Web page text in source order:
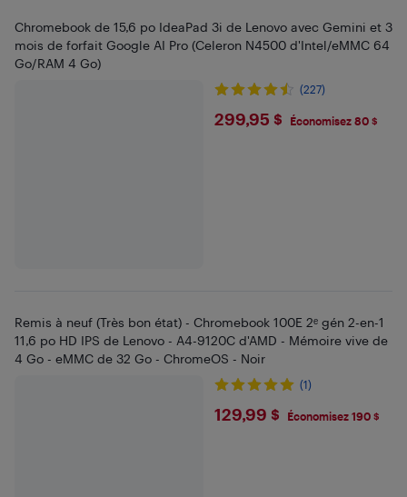
Chromebook de 15,6 po IdeaPad 3i de Lenovo avec Gemini et 3
mois de forfait Google AI Pro (Celeron N4500 d'Intel/eMMC 64
Go/RAM 4 Go)
(227)
$299.95
299,95 $ Économisez 80 $
Remis à neuf (Très bon état) - Chromebook 100E 2ᵉ gén 2-en-1
11,6 po HD IPS de Lenovo - A4-9120C d'AMD - Mémoire vive de
4 Go - eMMC de 32 Go - ChromeOS - Noir
(1)
$129.99
129,99 $ Économisez 190 $